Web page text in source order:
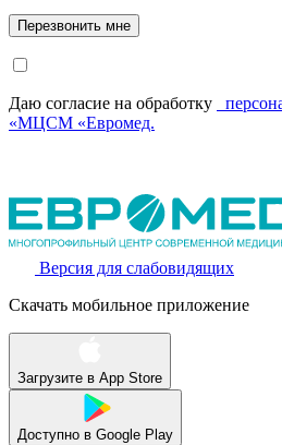
Даю согласие на обработку
«МЦСМ «Евромед.
Версия для слабовидящих
Скачать мобильное приложение
Загрузите в App Store
Доступно в Google Play